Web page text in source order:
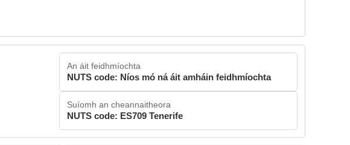
An áit feidhmíochta
NUTS code: Níos mó ná áit amháin feidhmíochta
Suíomh an cheannaitheora
NUTS code: ES709 Tenerife